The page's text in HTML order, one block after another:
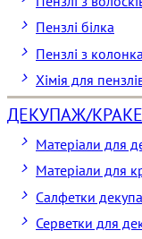
Пензлі білка
Пензлі з колонка
Хімія для
ДЕКУПАЖ/
Матеріали для
Матеріали для
Cалфетки
Серветки для